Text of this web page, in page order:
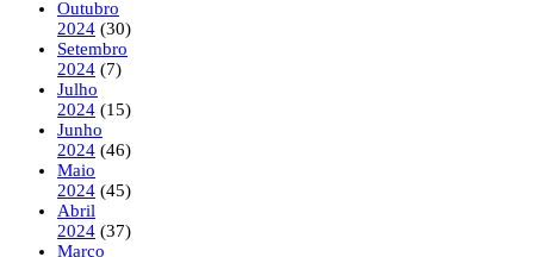
Outubro
2024 (30)
Setembro
2024 (7)
Julho
2024 (15)
Junho
2024 (46)
Maio
2024 (45)
Abril
2024 (37)
Março